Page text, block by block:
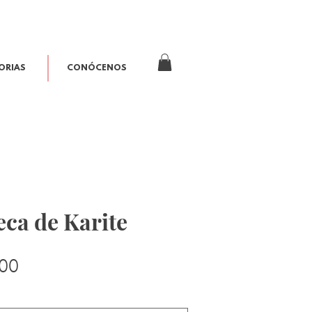
CONÓCENOS
de Karite